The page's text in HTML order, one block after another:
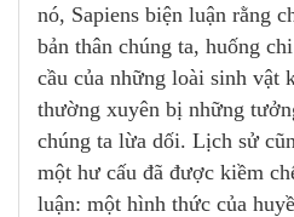
nó, Sapiens biện luận rằng
bản thân chúng ta, huống
cầu của những loài sinh vật
thường xuyên bị những
chúng ta lừa dối. Lịch sử
một hư cấu đã được kiềm
luận: một hình thức của